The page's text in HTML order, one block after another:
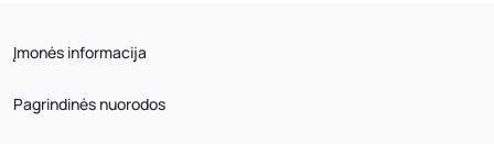
Įmonės informacija
Pagrindinės nuorodos